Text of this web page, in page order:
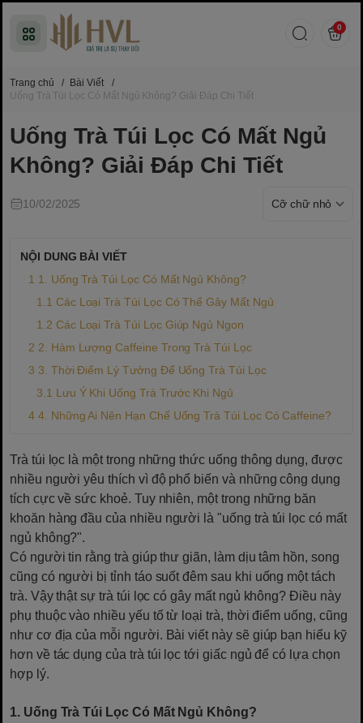
0
Trang chủ / Bài Viết
/
Uống Trà Túi Lọc Có Mất Ngủ Không? Giải Đáp Chi Tiết
Uống Trà Túi Lọc Có Mất Ngủ
Không? Giải Đáp Chi Tiết
10/02/2025
NỘI DUNG BÀI VIẾT
1. Uống Trà Túi Lọc Có Mất Ngủ Không?
Các Loại Trà Túi Lọc Có Thể Gây Mất Ngủ
Các Loại Trà Túi Lọc Giúp Ngủ Ngon
2. Hàm Lượng Caffeine Trong Trà Túi Lọc
3. Thời Điểm Lý Tưởng Để Uống Trà Túi Lọc
Lưu Ý Khi Uống Trà Trước Khi Ngủ
4. Những Ai Nên Hạn Chế Uống Trà Túi Lọc Có Caffeine?
Trà túi lọc là một trong những thức uống thông dụng, được
nhiều người yêu thích vì độ phổ biến và những công dụng
tích cực về sức khoẻ. Tuy nhiên, một trong những băn
khoăn hàng đầu của nhiều người là "uống trà túi lọc có mất
ngủ không?".
Có người tin rằng trà giúp thư giãn, làm dịu tâm hồn, song
cũng có người bị tỉnh táo suốt đêm sau khi uống một tách
trà. Vậy thật sự trà túi lọc có gây mất ngủ không? Điều này
phụ thuộc vào nhiều yếu tố từ loại trà, thời điểm uống, cũng
như cơ địa của mỗi người. Bài viết này sẽ giúp bạn hiểu kỹ
hơn về tác dụng của trà túi lọc tới giấc ngủ để có lựa chọn
hợp lý.
1. Uống Trà Túi Lọc Có Mất Ngủ Không?